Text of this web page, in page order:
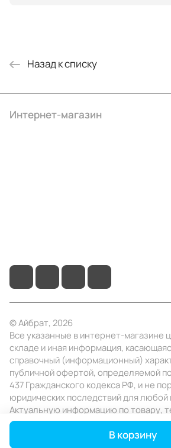
В корзину
Назад к списку
Интернет-магазин
© Айбрат, 2026
Все указанные в интернет-магазине
складе и иная информация,
справочный (информационный)
публичной офертой, определяемой
437 Гражданского кодекса РФ, и не
юридических последствий для любой
Актуальную информацию по товару,
характеристики уточняйте в отделе